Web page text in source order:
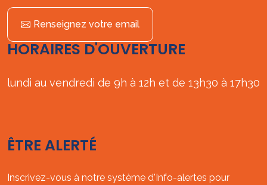
Renseignez votre email
HORAIRES D'OUVERTURE
lundi au vendredi de 9h à 12h et de 13h30 à 17h30
ÊTRE ALERTÉ
Inscrivez-vous à notre système d'Info-alertes pour